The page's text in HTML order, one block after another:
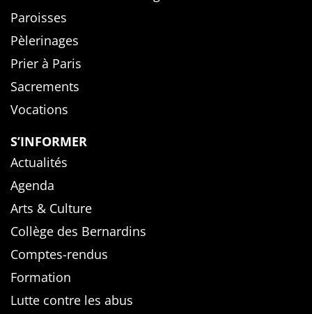
Paroisses
Pèlerinages
Prier à Paris
Sacrements
Vocations
S’INFORMER
Actualités
Agenda
Arts & Culture
Collège des Bernardins
Comptes-rendus
Formation
Lutte contre les abus